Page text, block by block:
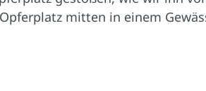
mitten in einem